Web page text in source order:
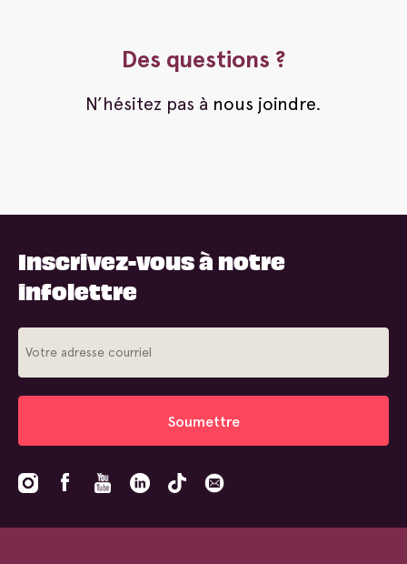
Des questions ?
N’hésitez pas à nous joindre.
Inscrivez-vous à notre
infolettre
Soumettre